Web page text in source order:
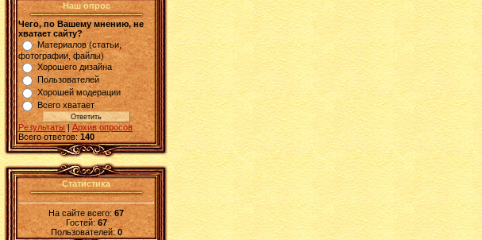
Наш опрос
Чего, по Вашему мнению, не
хватает сайту?
Материалов (статьи,
фотографии, файлы)
Хорошего дизайна
Пользователей
Хорошей модерации
Всего хватает
Результаты|Архив опросов
Всего ответов: 140
Статистика
На сайте всего:67
Гостей: 67
Пользователей: 0